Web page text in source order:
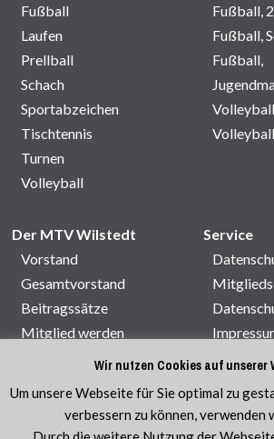
Fußball
Laufen
Prellball
Schach
Sportabzeichen
Tischtennis
Turnen
Volleyball
Fußball,
Fußball,
Fußball,
Der MTV Wilstedt
Vorstand
Gesamtvorstand
Beitragssätze
Mitglied werden
Service
Kontakt
Wir nutzen Cookies auf unserer
Um unsere Webseite für Sie optimal zu
verbessern zu können, verwenden